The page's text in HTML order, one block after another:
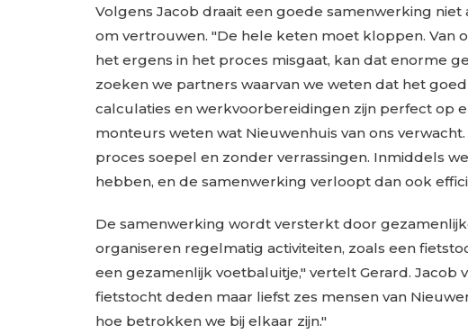
Volgens Jacob draait een goede samenwerking niet
om vertrouwen. "De hele keten moet kloppen. Van
het ergens in het proces misgaat, kan dat enorme
zoeken we partners waarvan we weten dat het goed
calculaties en werkvoorbereidingen zijn perfect op
monteurs weten wat Nieuwenhuis van ons
proces soepel en zonder verrassingen. Inmiddels
hebben, en de samenwerking verloopt dan ook
De samenwerking wordt versterkt door
organiseren regelmatig activiteiten, zoals een
een gezamenlijk voetbaluitje," vertelt Gerard. Jacob
fietstocht deden maar liefst zes mensen van
hoe betrokken we bij elkaar zijn."